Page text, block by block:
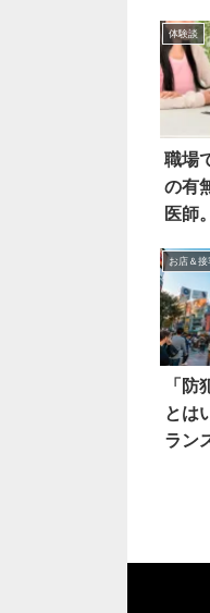
体験談
職場
の有
医師
お店＆接
「防
とは
ラン